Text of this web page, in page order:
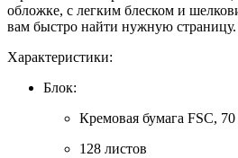
обложке, с легким блеском и
вам быстро найти нужную страницу.
Характеристики:
Блок:
Кремовая бумага FSC, 70
128 листов